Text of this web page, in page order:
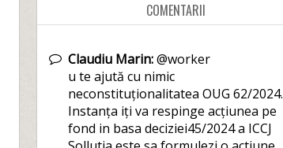
COMENTARII
Claudiu Marin:@worker
u te ajută cu nimic
neconstituționalitatea OUG 62/2024.
Instanța iți va respinge acțiunea pe
fond in basa deciziei45/2024 a ICCJ